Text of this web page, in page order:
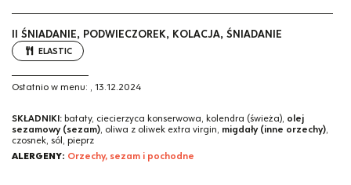
II ŚNIADANIE, PODWIECZOREK, KOLACJA, ŚNIADANIE
ELASTIC
Ostatnio w menu: , 13.12.2024
SKŁADNIKI: bataty, ciecierzyca konserwowa, kolendra (świeża), olej
sezamowy (sezam), oliwa z oliwek extra virgin, migdały (inne orzechy),
czosnek, sól, pieprz
ALERGENY: Orzechy, sezam i pochodne